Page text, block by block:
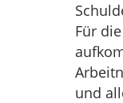
Für
und